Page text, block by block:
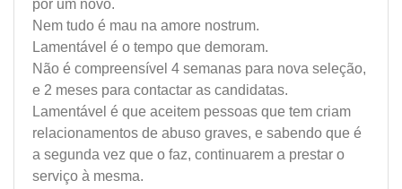
por um novo.
Nem tudo é mau na amore nostrum.
Lamentável é o tempo que demoram.
Não é compreensível 4 semanas para nova seleção,
e 2 meses para contactar as candidatas.
Lamentável é que aceitem pessoas que tem criam
relacionamentos de abuso graves, e sabendo que é
a segunda vez que o faz, continuarem a prestar o
serviço à mesma.